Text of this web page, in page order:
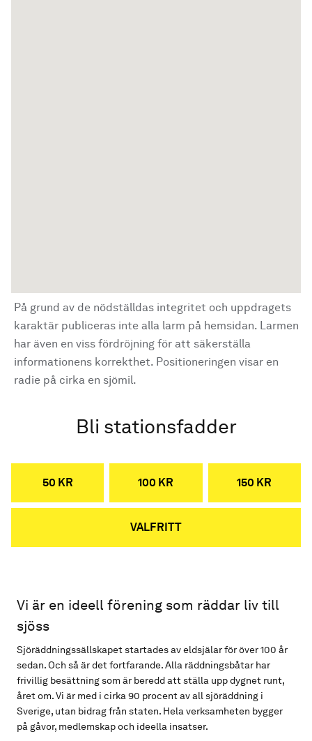
På grund av de nödställdas integritet och uppdragets
karaktär publiceras inte alla larm på hemsidan. Larmen
har även en viss fördröjning för att säkerställa
informationens korrekthet. Positioneringen visar en
radie på cirka en sjömil.
Bli stationsfadder
50 KR 100 KR 150 KR
VALFRITT
Vi är en ideell förening som räddar liv till
sjöss
Sjöräddningssällskapet startades av eldsjälar för över 100 år
sedan. Och så är det fortfarande. Alla räddningsbåtar har
frivillig besättning som är beredd att ställa upp dygnet runt,
året om. Vi är med i cirka 90 procent av all sjöräddning i
Sverige, utan bidrag från staten. Hela verksamheten bygger
på gåvor, medlemskap och ideella insatser.